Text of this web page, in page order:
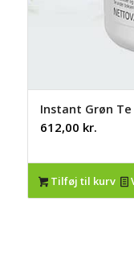
Instant Grøn
612,00 kr.
Tilføj til kurv